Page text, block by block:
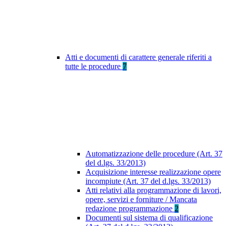
Atti e documenti di carattere generale riferiti a
tutte le procedure 7
Automatizzazione delle procedure (Art. 37
del d.lgs. 33/2013)
Acquisizione interesse realizzazione opere
incompiute (Art. 37 del d.lgs. 33/2013)
Atti relativi alla programmazione di lavori,
opere, servizi e forniture / Mancata
redazione programmazione 2
Documenti sul sistema di qualificazione